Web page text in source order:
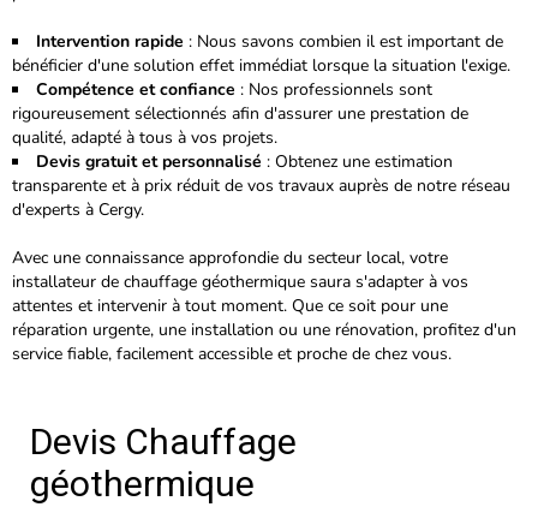
Intervention rapide : Nous savons combien il est important de
bénéficier d'une solution effet immédiat lorsque la situation l'exige.
Compétence et confiance : Nos professionnels sont
rigoureusement sélectionnés afin d'assurer une prestation de
qualité, adapté à tous à vos projets.
Devis gratuit et personnalisé : Obtenez une estimation
transparente et à prix réduit de vos travaux auprès de notre réseau
d'experts à Cergy.
Avec une connaissance approfondie du secteur local, votre
installateur de chauffage géothermique saura s'adapter à vos
attentes et intervenir à tout moment. Que ce soit pour une
réparation urgente, une installation ou une rénovation, profitez d'un
service fiable, facilement accessible et proche de chez vous.
Devis Chauffage
géothermique